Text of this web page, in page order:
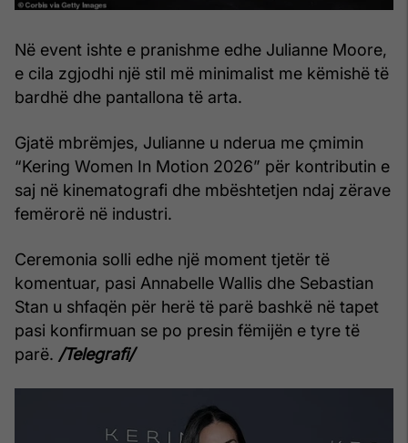
Në event ishte e pranishme edhe Julianne Moore,
e cila zgjodhi një stil më minimalist me këmishë të
bardhë dhe pantallona të arta.
Gjatë mbrëmjes, Julianne u nderua me çmimin
“Kering Women In Motion 2026” për kontributin e
saj në kinematografi dhe mbështetjen ndaj zërave
femërorë në industri.
Ceremonia solli edhe një moment tjetër të
komentuar, pasi Annabelle Wallis dhe Sebastian
Stan u shfaqën për herë të parë bashkë në tapet
pasi konfirmuan se po presin fëmijën e tyre të
parë. /Telegrafi/